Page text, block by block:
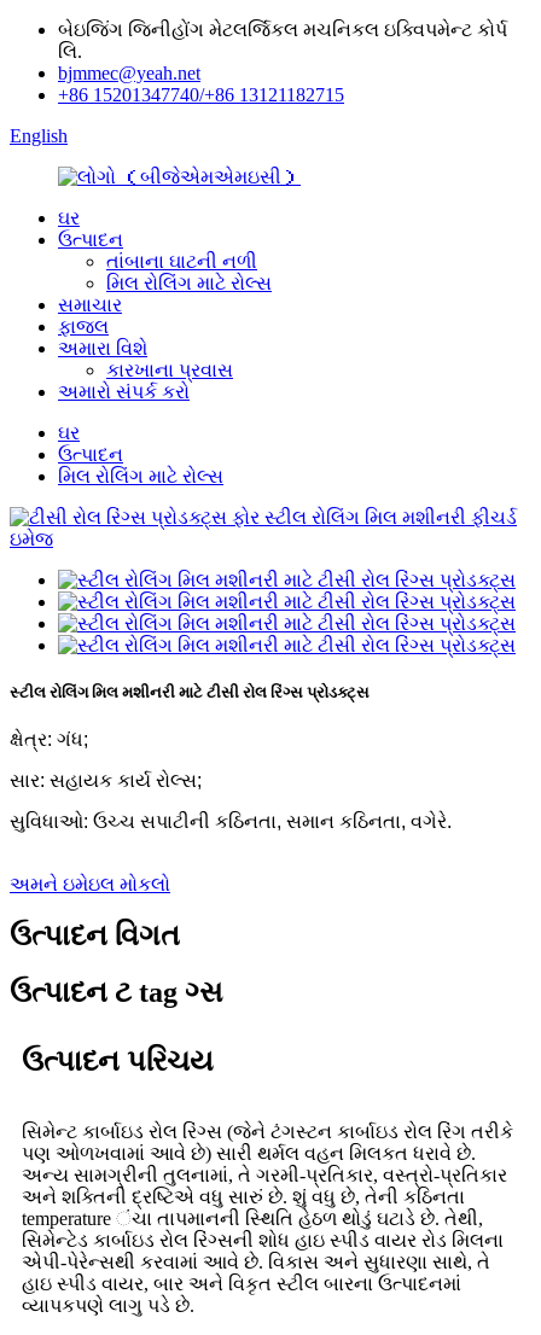
બેઇજિંગ જિનીહોંગ મેટલર્જિકલ મચનિકલ ઇક્વિપમેન્ટ કોર્પ
લિ.
bjmmec@yeah.net
+86 15201347740/+86 13121182715
English
ઘર
ઉત્પાદન
તાંબાના ઘાટની નળી
મિલ રોલિંગ માટે રોલ્સ
સમાચાર
ફાજલ
અમારા વિશે
કારખાના પ્રવાસ
અમારો સંપર્ક કરો
ઘર
ઉત્પાદન
મિલ રોલિંગ માટે રોલ્સ
સ્ટીલ રોલિંગ મિલ મશીનરી માટે ટીસી રોલ રિંગ્સ પ્રોડક્ટ્સ
ક્ષેત્ર: ગંધ;
સાર: સહાયક કાર્ય રોલ્સ;
સુવિધાઓ: ઉચ્ચ સપાટીની કઠિનતા, સમાન કઠિનતા, વગેરે.
અમને ઇમેઇલ મોકલો
ઉત્પાદન વિગત
ઉત્પાદન ટ tag ગ્સ
ઉત્પાદન પરિચય
સિમેન્ટ કાર્બાઇડ રોલ રિંગ્સ (જેને ટંગસ્ટન કાર્બાઇડ રોલ રિંગ તરીકે
પણ ઓળખવામાં આવે છે) સારી થર્મલ વહન મિલકત ધરાવે છે.
અન્ય સામગ્રીની તુલનામાં, તે ગરમી-પ્રતિકાર, વસ્ત્રો-પ્રતિકાર
અને શક્તિની દ્રષ્ટિએ વધુ સારું છે. શું વધુ છે, તેની કઠિનતા
temperature ંચા તાપમાનની સ્થિતિ હેઠળ થોડું ઘટાડે છે. તેથી,
સિમેન્ટેડ કાર્બાઇડ રોલ રિંગ્સની શોધ હાઇ સ્પીડ વાયર રોડ મિલના
એપી-પેરેન્સથી કરવામાં આવે છે. વિકાસ અને સુધારણા સાથે, તે
હાઇ સ્પીડ વાયર, બાર અને વિકૃત સ્ટીલ બારના ઉત્પાદનમાં
વ્યાપકપણે લાગુ પડે છે.